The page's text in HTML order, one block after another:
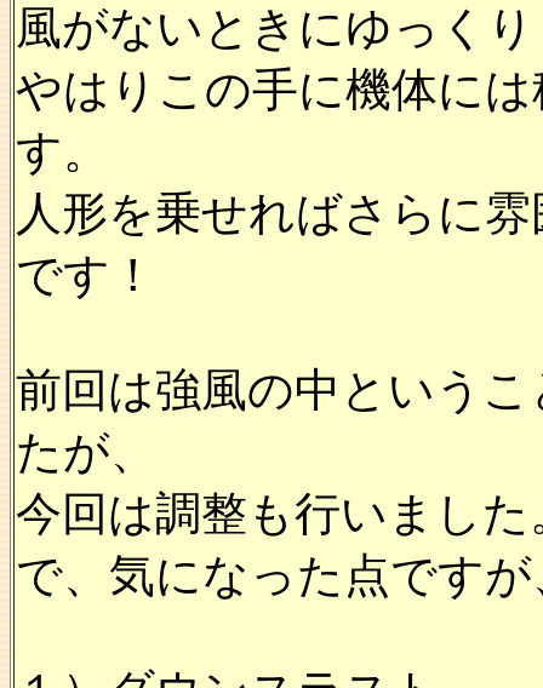
風がないときにゆっく
やはりこの手に機体に
す。
人形を乗せればさらに
です！
前回は強風の中という
たが、
今回は調整も行いました
で、気になった点ですが